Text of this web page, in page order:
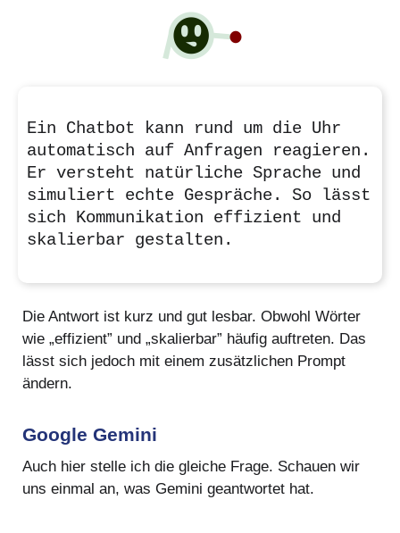
Ein Chatbot kann rund um die Uhr
automatisch auf Anfragen reagieren.
Er versteht natürliche Sprache und
simuliert echte Gespräche. So lässt
sich Kommunikation effizient und
skalierbar gestalten.
Die Antwort ist kurz und gut lesbar. Obwohl Wörter
wie „effizient” und „skalierbar” häufig auftreten. Das
lässt sich jedoch mit einem zusätzlichen Prompt
ändern.
Google Gemini
Auch hier stelle ich die gleiche Frage. Schauen wir
uns einmal an, was Gemini geantwortet hat.